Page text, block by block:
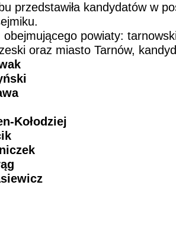
przedstawiła kandydatów w
powiaty:
oraz miasto Tarnów,
Kołodziej